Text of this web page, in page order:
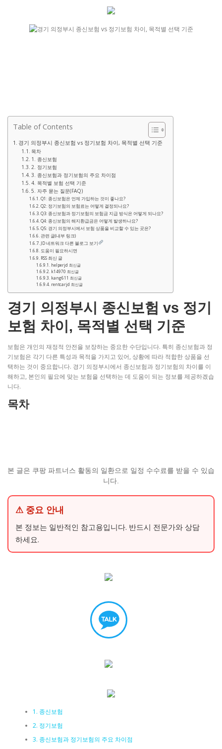
Table of Contents
경기 의정부시 종신보험 vs 정기보험 차이, 목적별 선택 기준
목차
1. 종신보험
2. 정기보험
3. 종신보험과 정기보험의 주요 차이점
4. 목적별 보험 선택 기준
5. 자주 묻는 질문(FAQ)
Q1: 종신보험은 언제 가입하는 것이 좋나요?
Q2: 정기보험의 보험료는 어떻게 결정되나요?
Q3: 종신보험과 정기보험의 보험금 지급 방식은 어떻게 되나요?
Q4: 종신보험의 해지환급금은 어떻게 발생하나요?
Q5: 경기 의정부시에서 보험 상품을 비교할 수 있는 곳은?
관련 글(내부 링크)
JD 네트워크 다른 블로그 보기
도움이 필요하시면
RSS 최신 글
helperjd 최신글
k14970 최신글
kang611 최신글
rentcarjd 최신글
경기 의정부시 종신보험 vs 정기
보험 차이, 목적별 선택 기준
보험은 개인의 재정적 안전을 보장하는 중요한 수단입니다. 특히 종신보험과 정
기보험은 각기 다른 특성과 목적을 가지고 있어, 상황에 따라 적합한 상품을 선
택하는 것이 중요합니다. 경기 의정부시에서 종신보험과 정기보험의 차이를 이
해하고, 본인의 필요에 맞는 보험을 선택하는 데 도움이 되는 정보를 제공하겠습
니다.
목차
본 글은 쿠팡 파트너스 활동의 일환으로 일정 수수료를 받을 수 있습
니다.
⚠ 중요 안내
본 정보는 일반적인 참고용입니다. 반드시 전문가와 상담
하세요.
1. 종신보험
2. 정기보험
3. 종신보험과 정기보험의 주요 차이점